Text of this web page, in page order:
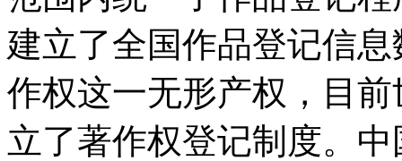
建立了全国作品登记信
作权这一无形产权，目
立了著作权登记制度。